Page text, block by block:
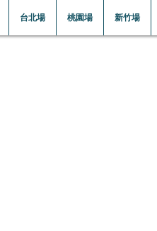
台北場 桃園場 新竹場